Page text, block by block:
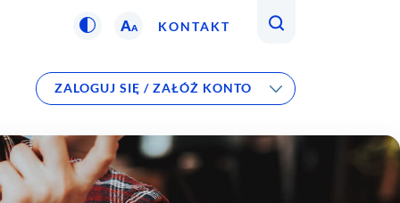
AA KONTAKT
ZALOGUJ SIĘ / ZAŁÓŻ KONTO